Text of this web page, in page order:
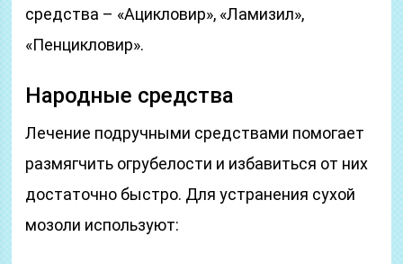
средства – «Ацикловир», «Ламизил»,
«Пенцикловир».
Народные средства
Лечение подручными средствами помогает
размягчить огрубелости и избавиться от них
достаточно быстро. Для устранения сухой
мозоли используют: